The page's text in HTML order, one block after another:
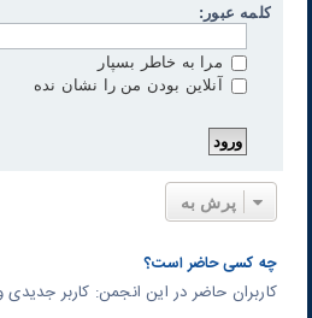
کلمه عبور:
مرا به خاطر بسپار
آنلاین بودن من را نشان نده
پرش به
چه کسی حاضر است؟
کاربران حاضر در این انجمن: کاربر جدیدی وجود